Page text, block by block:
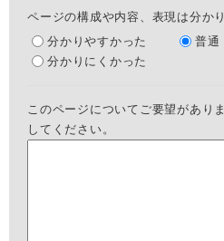
ページの構成や内容、表現は分か
分かりやすかった
普通
分かりにくかった
このページについてご要望があり
してください。